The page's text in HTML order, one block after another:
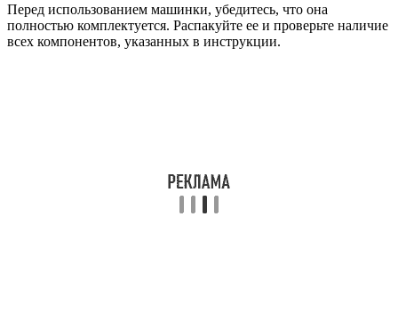
Перед использованием машинки, убедитесь, что она
полностью комплектуется. Распакуйте ее и проверьте наличие
всех компонентов, указанных в инструкции.